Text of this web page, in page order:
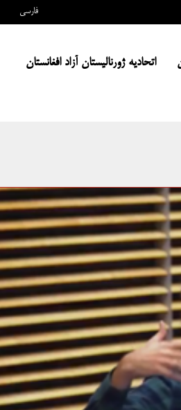
فارسی
اتحادیه ژورنالیستان آزاد افغانستان